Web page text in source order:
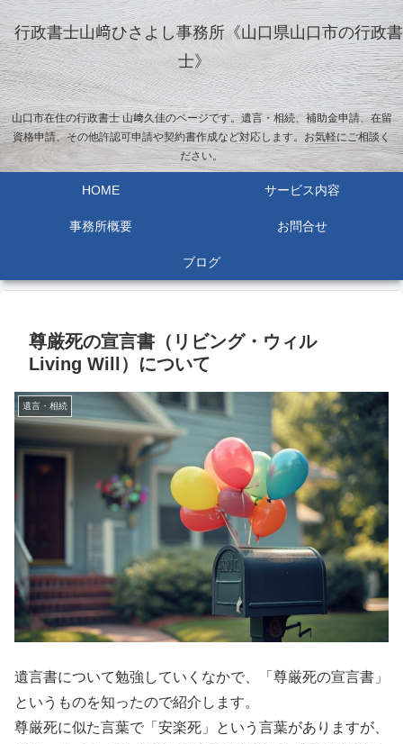
行政書士山﨑ひさよし事務所《山口県山口市の行政書
士》
山口市在住の行政書士 山﨑久佳のページです。遺言・相続、補助金申請、在留
資格申請、その他許認可申請や契約書作成など対応します。お気軽にご相談く
ださい。
HOME サービス内容
事務所概要 お問合せ
ブログ
尊厳死の宣言書（リビング・ウィル
Living Will）について
遺言・相続
遺言書について勉強していくなかで、「尊厳死の宣言書」
というものを知ったので紹介します。
尊厳死に似た言葉で「安楽死」という言葉がありますが、